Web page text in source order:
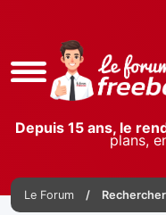
Accès
rapide
Depuis 15 ans, le
plans,
Le Forum Rechercher